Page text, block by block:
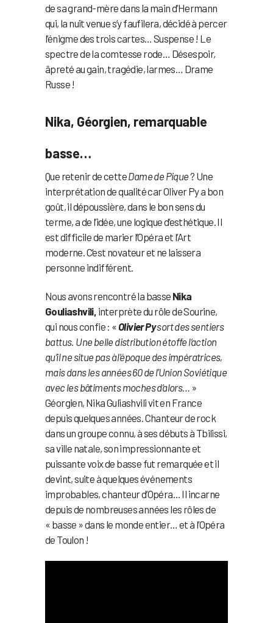
de sa grand-mère dans la main d’Hermann
qui, la nuit venue s’y faufilera, décidé à percer
l’énigme des trois cartes… Suspense ! Le
spectre de la comtesse rode… Désespoir,
âpreté au gain, tragédie, larmes… Drame
Russe !
Nika, Géorgien, remarquable
basse…
Que retenir de cetteDame de Pique? Une
interprétation de qualité car Oliver Py a bon
goût, il dépoussière, dans le bon sens du
terme, a de l’idée, une logique d’esthétique. Il
est difficile de marier l’Opéra et l’Art
moderne. C’est novateur et ne laissera
personne indifférent.
Nous avons rencontré la basse Nika
Gouliashvili, interprète du rôle de Sourine,
qui nous confie : « Olivier Pysort des sentiers
battus. Une belle distribution étoffe l’action
qu’il ne situe pas à l’époque des impératrices,
mais dans les années 60 de l’Union Soviétique
avec les bâtiments moches d’alors… »
Géorgien, Nika Guliashvili vit en France
depuis quelques années. Chanteur de rock
dans un groupe connu, à ses débuts à Tbilissi,
sa ville natale, son impressionnante et
puissante voix de basse fut remarquée et il
devint, suite à quelques événements
improbables, chanteur d’Opéra… Il incarne
depuis de nombreuses années les rôles de
« basse » dans le monde entier… et à l’Opéra
de Toulon !